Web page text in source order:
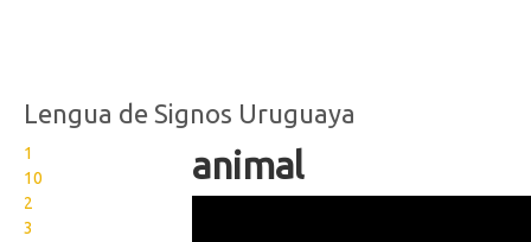
Lengua de Signos Uruguaya
1
10
2
3
animal